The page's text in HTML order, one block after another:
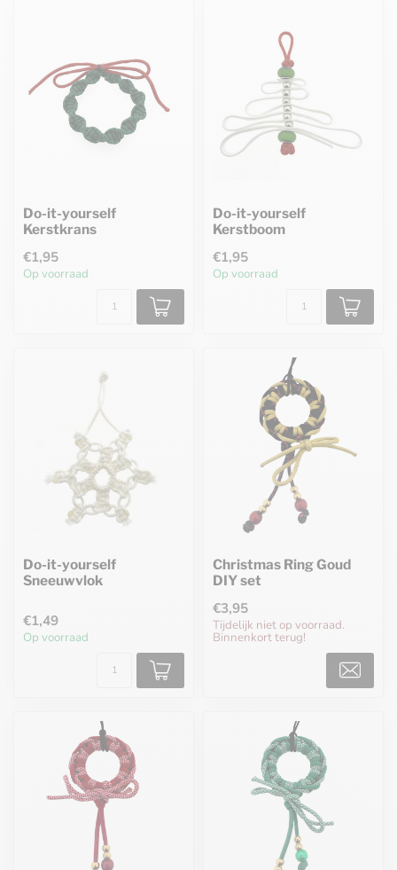
Do-it-yourself
Kerstkrans
€1,95
Op voorraad
Do-it-yourself
Kerstboom
€1,95
Op voorraad
Do-it-yourself
Sneeuwvlok
€1,49
Op voorraad
Christmas Ring Goud
DIY set
€3,95
Tijdelijk niet op voorraad.
Binnenkort terug!